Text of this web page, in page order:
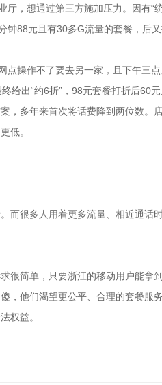
，想通过第三方施加压力。因有“
88元且有30多G流量的套餐，后又
点操作不了要去另一家，且下午三
给出“约6折”，98元套餐打折后60
，多年来首次将话费降到两位数。
低。
很多人用着更多流量、相近通话
很简单，只要浙江的移动用户能拿
，他们渴望更公平、合理的套餐服
权益。